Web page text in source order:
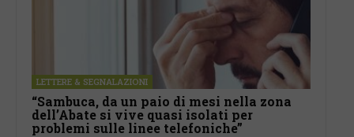
LETTERE & SEGNALAZIONI
“Sambuca, da un paio di mesi nella zona
dell’Abate si vive quasi isolati per
problemi sulle linee telefoniche”